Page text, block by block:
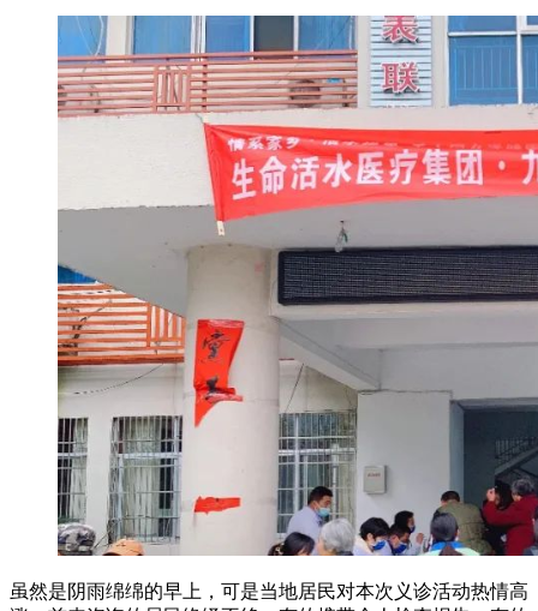
虽然是阴雨绵绵的早上，可是当地居民对本次义诊活动热情高